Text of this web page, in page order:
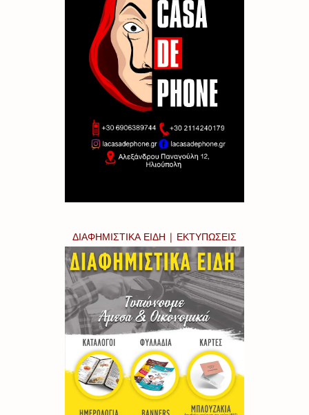
ΔΙΑΦΗΜΙΣΤΙΚΑ ΕΙΔΗ | ΕΚΤΥΠΩΣΕΙΣ